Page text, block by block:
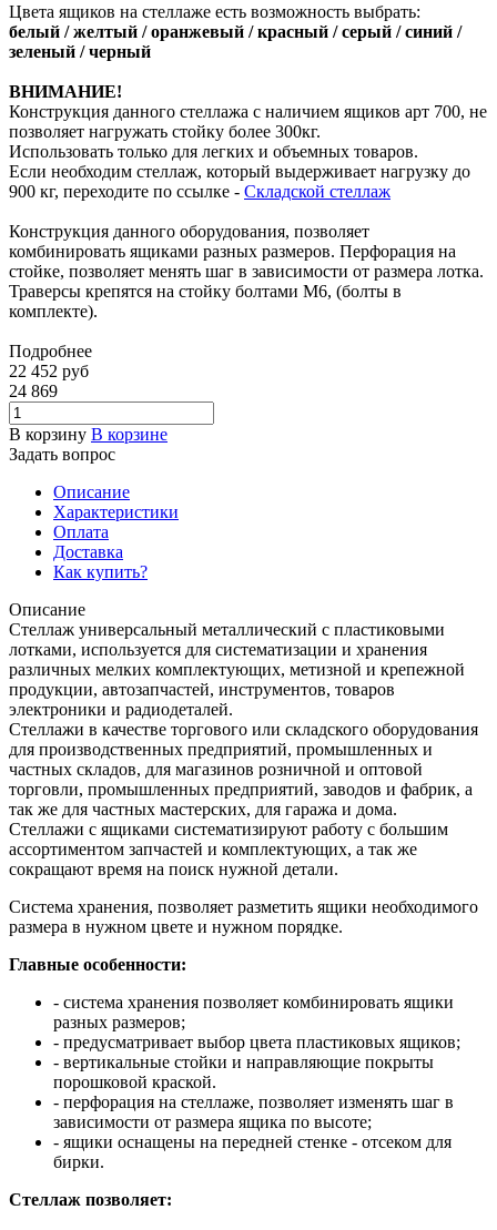
Цвета ящиков на стеллаже есть возможность выбрать:
белый / желтый / оранжевый / красный / серый / синий /
зеленый / черный
ВНИМАНИЕ!
Конструкция данного стеллажа с наличием ящиков арт 700, не
позволяет нагружать стойку более 300кг.
Использовать только для легких и объемных товаров.
Если необходим стеллаж, который выдерживает нагрузку до
900 кг, переходите по ссылке - Складской стеллаж
Конструкция данного оборудования, позволяет
комбинировать ящиками разных размеров. Перфорация на
стойке, позволяет менять шаг в зависимости от размера лотка.
Траверсы крепятся на стойку болтами М6, (болты в
комплекте).
Подробнее
22 452 руб
24 869
В корзину В корзине
Задать вопрос
Описание
Характеристики
Оплата
Доставка
Как купить?
Описание
Стеллаж универсальный металлический с пластиковыми
лотками, используется для систематизации и хранения
различных мелких комплектующих, метизной и крепежной
продукции, автозапчастей, инструментов, товаров
электроники и радиодеталей.
Стеллажи в качестве торгового или складского оборудования
для производственных предприятий, промышленных и
частных складов, для магазинов розничной и оптовой
торговли, промышленных предприятий, заводов и фабрик, а
так же для частных мастерских, для гаража и дома.
Стеллажи с ящиками систематизируют работу с большим
ассортиментом запчастей и комплектующих, а так же
сокращают время на поиск нужной детали.
Система хранения, позволяет разметить ящики необходимого
размера в нужном цвете и нужном порядке.
Главные особенности:
- система хранения позволяет комбинировать ящики
разных размеров;
- предусматривает выбор цвета пластиковых ящиков;
- вертикальные стойки и направляющие покрыты
порошковой краской.
- перфорация на стеллаже, позволяет изменять шаг в
зависимости от размера ящика по высоте;
- ящики оснащены на передней стенке - отсеком для
бирки.
Стеллаж позволяет: